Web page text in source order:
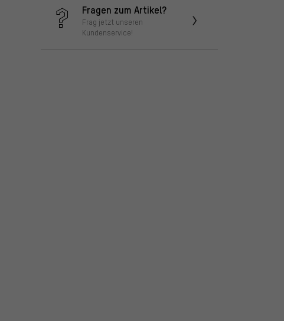
Fragen zum Artikel?
Frag jetzt unseren
Kundenservice!